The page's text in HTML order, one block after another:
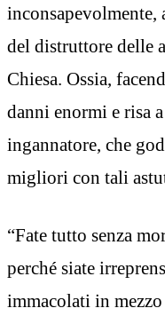
inconsapevolmente,
del distruttore delle
Chiesa. Ossia,
danni enormi e risa
ingannatore, che
migliori con tali
“Fate tutto senza
perché siate
immacolati in mezzo